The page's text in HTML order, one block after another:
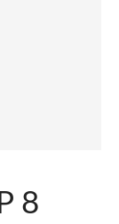
8